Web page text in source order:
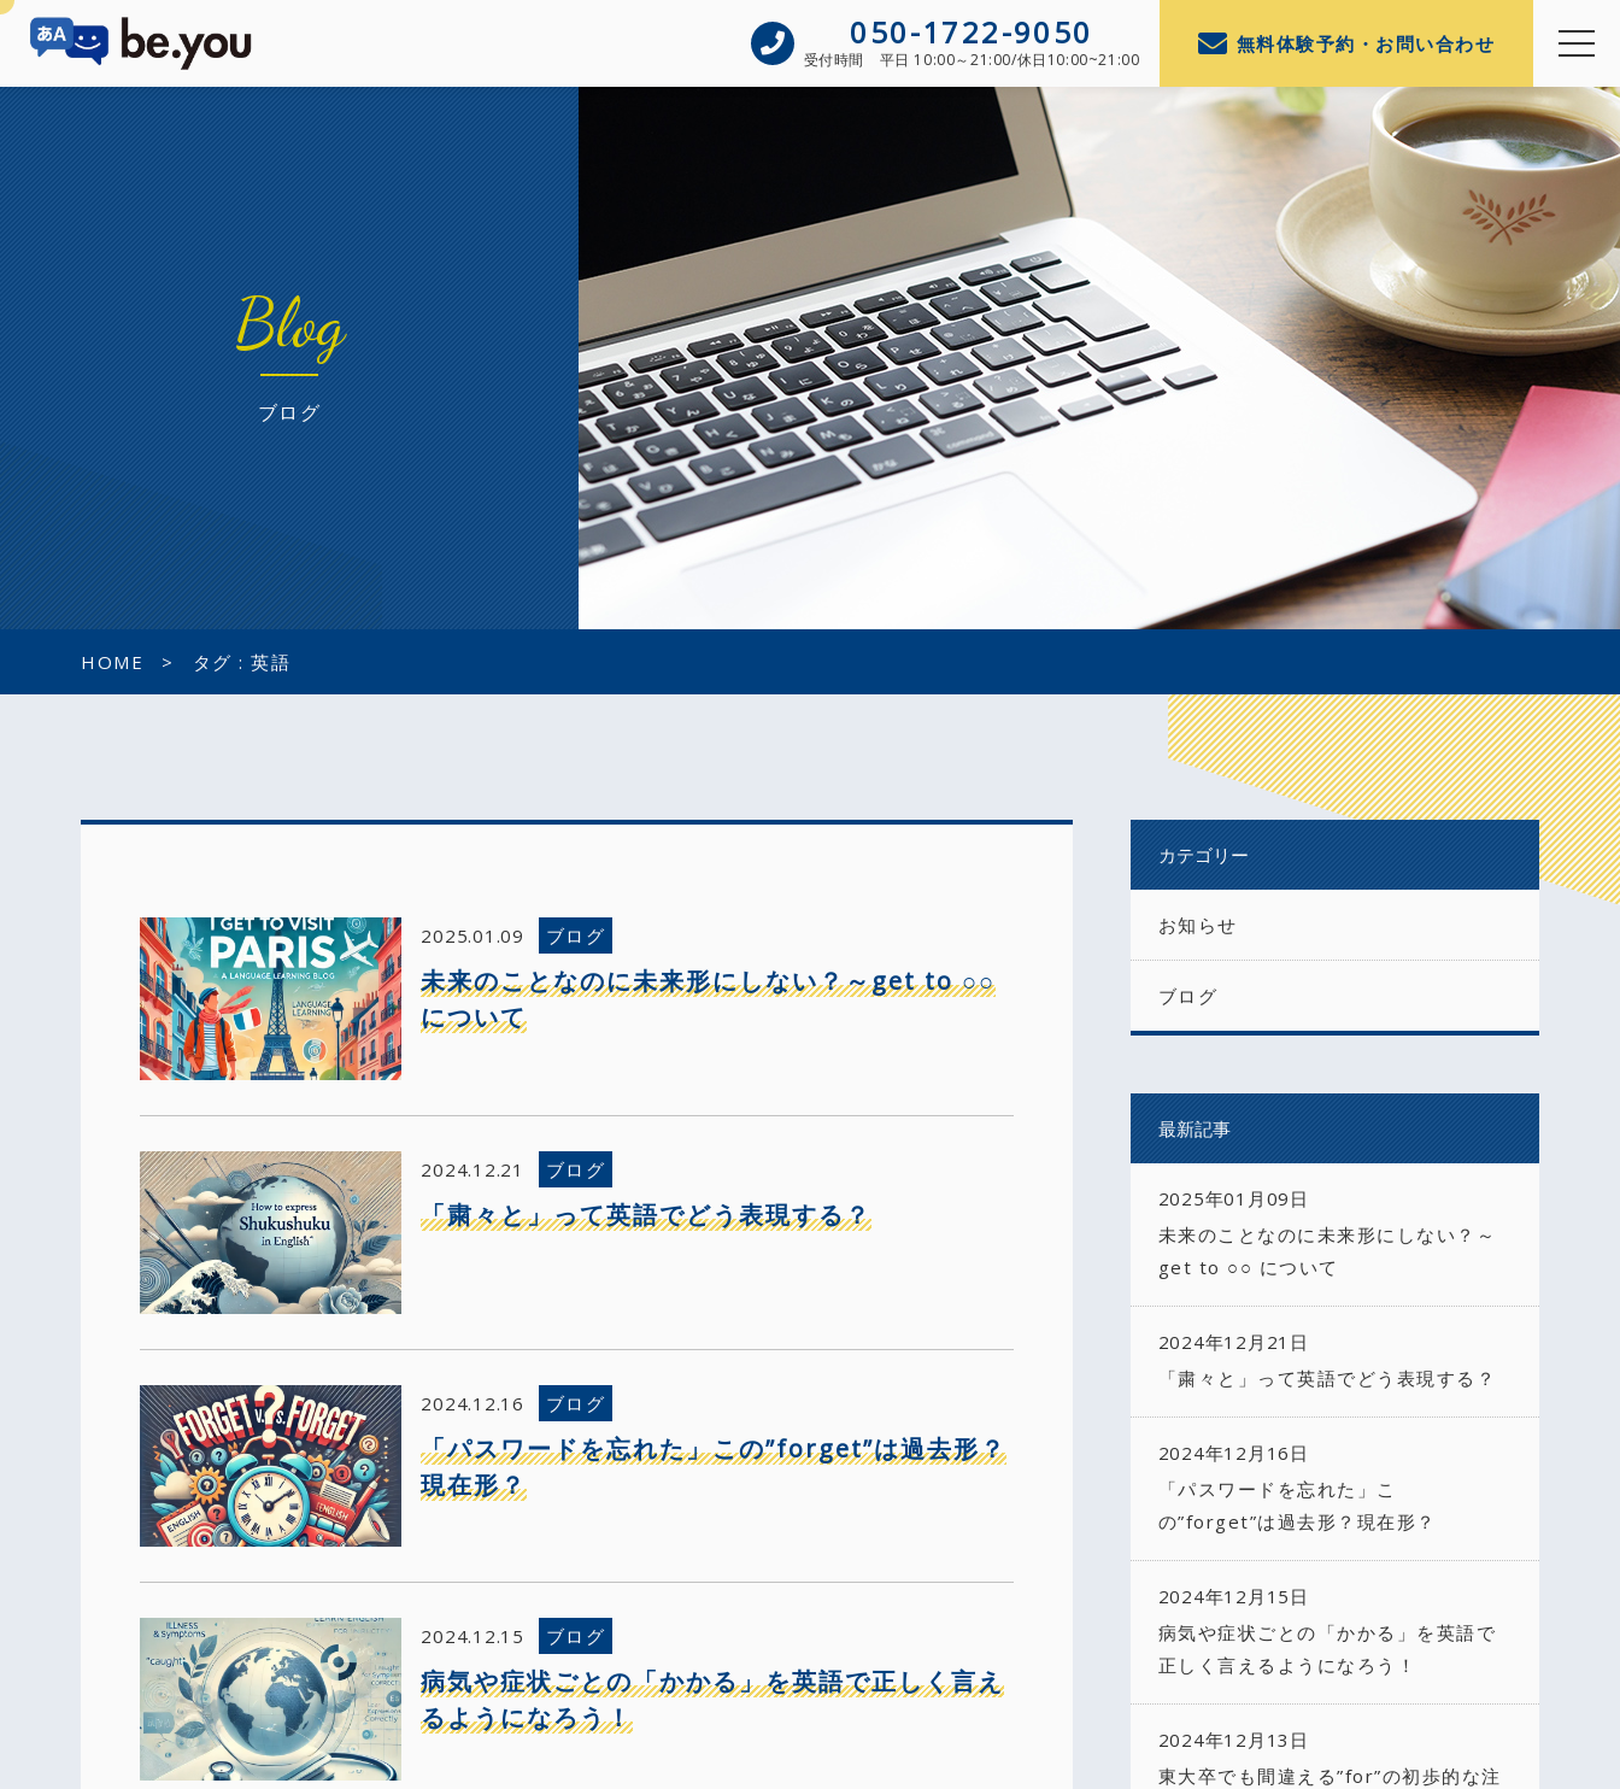
050-1722-9050
受付時間 平日 10:00～21:00/休日10:00~21:00
無料体験予約・お問い合わせ
Blog
ブログ
HOME タグ : 英語
2025.01.09 ブログ
未来のことなのに未来形にしない？～get to ○○
について
2024.12.21 ブログ
「粛々と」って英語でどう表現する？
2024.12.16 ブログ
「パスワードを忘れた」この”forget”は過去形？
現在形？
2024.12.15 ブログ
病気や症状ごとの「かかる」を英語で正しく言え
るようになろう！
カテゴリー
お知らせ
ブログ
最新記事
2025年01月09日
未来のことなのに未来形にしない？～
get to ○○ について
2024年12月21日
「粛々と」って英語でどう表現する？
2024年12月16日
「パスワードを忘れた」こ
の”forget”は過去形？現在形？
2024年12月15日
病気や症状ごとの「かかる」を英語で
正しく言えるようになろう！
2024年12月13日
東大卒でも間違える”for”の初歩的な注